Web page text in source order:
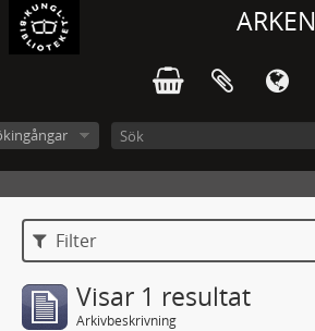
ARKEN
Filter
Visar 1 resultat
Arkivbeskrivning